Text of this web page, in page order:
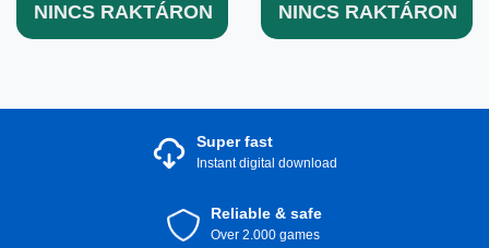
NINCS RAKTÁRON NINCS RAKTÁRON
Super fast
Instant digital download
Reliable & safe
Over 2.000 games